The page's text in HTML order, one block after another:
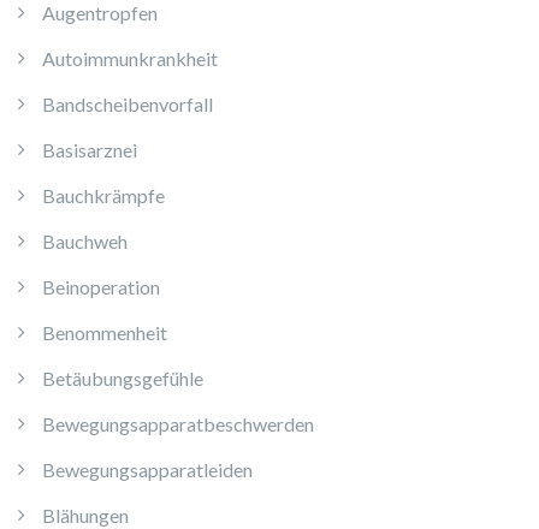
Augentropfen
Autoimmunkrankheit
Bandscheibenvorfall
Basisarznei
Bauchkrämpfe
Bauchweh
Beinoperation
Benommenheit
Betäubungsgefühle
Bewegungsapparatbeschwerden
Bewegungsapparatleiden
Blähungen